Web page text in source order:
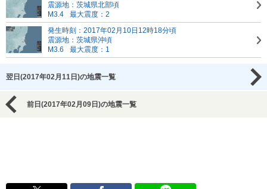
震源地：茨城県北部頃
M3.4
最大震度：2
発生時刻：2017年02月10日12時18分頃
震源地：茨城県沖頃
M3.6
最大震度：1
翌日(2017年02月11日)の地震一覧
前日(2017年02月09日)の地震一覧